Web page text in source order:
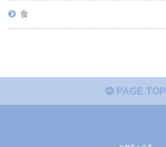
食
PAGE TOP